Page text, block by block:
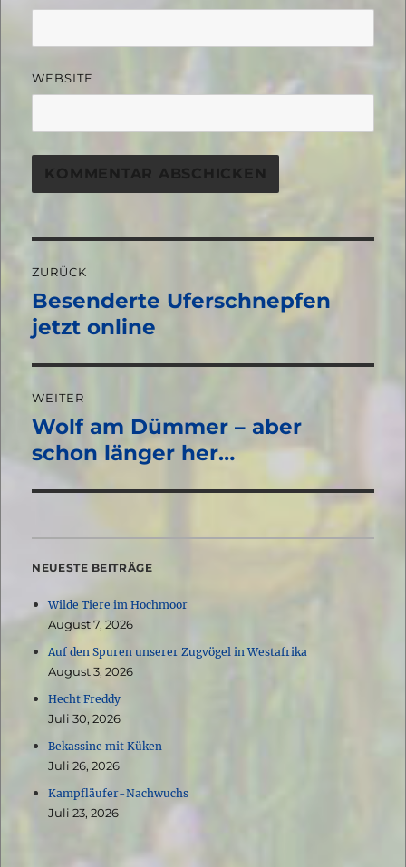
WEBSITE
ZURÜCK
Vorheriger
Beitrag:
Besenderte Uferschnepfen
jetzt online
WEITER
Nächster
Beitrag:
Wolf am Dümmer – aber
schon länger her…
NEUESTE BEITRÄGE
Wilde Tiere im Hochmoor
August 7, 2026
Auf den Spuren unserer Zugvögel in Westafrika
August 3, 2026
Hecht Freddy
Juli 30, 2026
Bekassine mit Küken
Juli 26, 2026
Kampfläufer-Nachwuchs
Juli 23, 2026